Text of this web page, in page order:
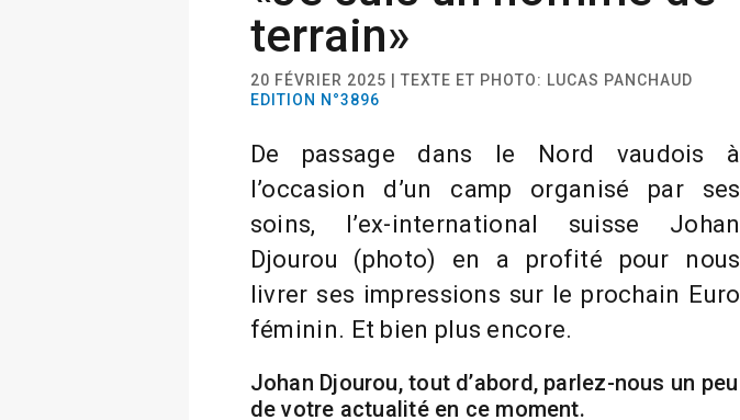
terrain»
20 FÉVRIER 2025 | TEXTE ET PHOTO: LUCAS PANCHAUD
EDITION N°3896
De passage dans le Nord vaudois à
l’occasion d’un camp organisé par ses
soins, l’ex-international suisse Johan
Djourou (photo) en a profité pour nous
livrer ses impressions sur le prochain Euro
féminin. Et bien plus encore.
Johan Djourou, tout d’abord, parlez-nous un peu
de votre actualité en ce moment.